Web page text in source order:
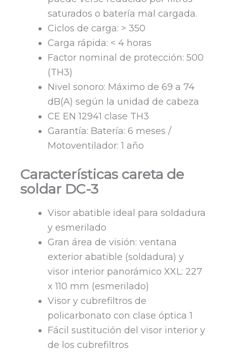
saturados o batería mal cargada.
Ciclos de carga: > 350
Carga rápida: < 4 horas
Factor nominal de protección: 500
(TH3)
Nivel sonoro: Máximo de 69 a 74
dB(A) según la unidad de cabeza
CE EN 12941 clase TH3
Garantía: Batería: 6 meses /
Motoventilador: 1 año
Características careta de
soldar DC-3
Visor abatible ideal para soldadura
y esmerilado
Gran área de visión: ventana
exterior abatible (soldadura) y
visor interior panorámico XXL: 227
x 110 mm (esmerilado)
Visor y cubrefiltros de
policarbonato con clase óptica 1
Fácil sustitución del visor interior y
de los cubrefiltros